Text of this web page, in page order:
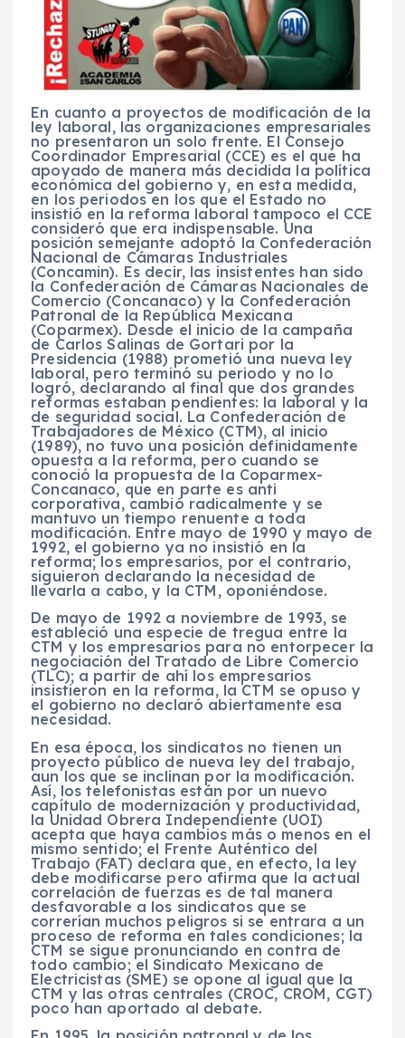
En cuanto a proyectos de modificación de la
ley laboral, las organizaciones empresariales
no presentaron un solo frente. El Consejo
Coordinador Empresarial (CCE) es el que ha
apoyado de manera más decidida la política
económica del gobierno y, en esta medida,
en los periodos en los que el Estado no
insistió en la reforma laboral tampoco el CCE
consideró que era indispensable. Una
posición semejante adoptó la Confederación
Nacional de Cámaras Industriales
(Concamin). Es decir, las insistentes han sido
la Confederación de Cámaras Nacionales de
Comercio (Concanaco) y la Confederación
Patronal de la República Mexicana
(Coparmex). Desde el inicio de la campaña
de Carlos Salinas de Gortari por la
Presidencia (1988) prometió una nueva ley
laboral, pero terminó su periodo y no lo
logró, declarando al final que dos grandes
reformas estaban pendientes: la laboral y la
de seguridad social. La Confederación de
Trabajadores de México (CTM), al inicio
(1989), no tuvo una posición definidamente
opuesta a la reforma, pero cuando se
conoció la propuesta de la Coparmex-
Concanaco, que en parte es anti
corporativa, cambió radicalmente y se
mantuvo un tiempo renuente a toda
modificación. Entre mayo de 1990 y mayo de
1992, el gobierno ya no insistió en la
reforma; los empresarios, por el contrario,
siguieron declarando la necesidad de
llevarla a cabo, y la CTM, oponiéndose.
De mayo de 1992 a noviembre de 1993, se
estableció una especie de tregua entre la
CTM y los empresarios para no entorpecer la
negociación del Tratado de Libre Comercio
(TLC); a partir de ahí los empresarios
insistieron en la reforma, la CTM se opuso y
el gobierno no declaró abiertamente esa
necesidad.
En esa época, los sindicatos no tienen un
proyecto público de nueva ley del trabajo,
aun los que se inclinan por la modificación.
Así, los telefonistas están por un nuevo
capítulo de modernización y productividad,
la Unidad Obrera Independiente (UOI)
acepta que haya cambios más o menos en el
mismo sentido; el Frente Auténtico del
Trabajo (FAT) declara que, en efecto, la ley
debe modificarse pero afirma que la actual
correlación de fuerzas es de tal manera
desfavorable a los sindicatos que se
correrían muchos peligros si se entrara a un
proceso de reforma en tales condiciones; la
CTM se sigue pronunciando en contra de
todo cambio; el Sindicato Mexicano de
Electricistas (SME) se opone al igual que la
CTM y las otras centrales (CROC, CROM, CGT)
poco han aportado al debate.